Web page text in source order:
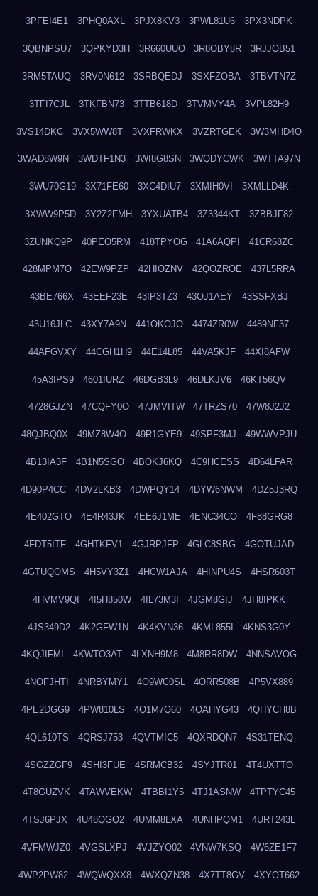
3PFEI4E1 3PHQ0AXL 3PJX8KV3 3PWL81U6 3PX3NDPK
3QBNPSU7 3QPKYD3H 3R660UUO 3R8OBY8R 3RJJOB51
3RM5TAUQ 3RV0N612 3SRBQEDJ 3SXFZOBA 3TBVTN7Z
3TFI7CJL 3TKFBN73 3TTB618D 3TVMVY4A 3VPL82H9
3VS14DKC 3VX5WW8T 3VXFRWKX 3VZRTGEK 3W3MHD4O
3WAD8W9N 3WDTF1N3 3WI8G8SN 3WQDYCWK 3WTTA97N
3WU70G19 3X71FE60 3XC4DIU7 3XMIH0VI 3XMLLD4K
3XWW9P5D 3Y2Z2FMH 3YXUATB4 3Z3344KT 3ZBBJF82
3ZUNKQ9P 40PEO5RM 418TPYOG 41A6AQPI 41CR68ZC
428MPM7O 42EW9PZP 42HIOZNV 42QOZROE 437L5RRA
43BE766X 43EEF23E 43IP3TZ3 43OJ1AEY 43SSFXBJ
43U16JLC 43XY7A9N 441OKOJO 4474ZR0W 4489NF37
44AFGVXY 44CGH1H9 44E14L85 44VA5KJF 44XI8AFW
45A3IPS9 4601IURZ 46DGB3L9 46DLKJV6 46KT56QV
4728GJZN 47CQFY0O 47JMVITW 47TRZS70 47W8J2J2
48QJBQ0X 49MZ8W4O 49R1GYE9 49SPF3MJ 49WWVPJU
4B13IA3F 4B1N5SGO 4BOKJ6KQ 4C9HCESS 4D64LFAR
4D90P4CC 4DV2LKB3 4DWPQY14 4DYW6NWM 4DZ5J3RQ
4E402GTO 4E4R43JK 4EE6J1ME 4ENC34CO 4F88GRG8
4FDT5ITF 4GHTKFV1 4GJRPJFP 4GLC8SBG 4GOTUJAD
4GTUQOMS 4H5VY3Z1 4HCW1AJA 4HINPU4S 4HSR603T
4HVMV9QI 4I5H850W 4IL73M3I 4JGM8GIJ 4JH8IPKK
4JS349D2 4K2GFW1N 4K4KVN36 4KML855I 4KNS3G0Y
4KQJIFMI 4KWTO3AT 4LXNH9M8 4M8RR8DW 4NNSAVOG
4NOFJHTI 4NRBYMY1 4O9WC0SL 4ORR508B 4P5VX889
4PE2DGG9 4PW810LS 4Q1M7Q60 4QAHYG43 4QHYCH8B
4QL610TS 4QRSJ753 4QVTMIC5 4QXRDQN7 4S31TENQ
4SGZZGF9 4SHI3FUE 4SRMCB32 4SYJTR01 4T4UXTTO
4T8GUZVK 4TAWVEKW 4TBBI1Y5 4TJ1ASNW 4TPTYC45
4TSJ6PJX 4U48QGQ2 4UMM8LXA 4UNHPQM1 4URT243L
4VFMWJZ0 4VGSLXPJ 4VJZYO02 4VNW7KSQ 4W6ZE1F7
4WP2PW82 4WQWQXX8 4WXQZN38 4X7TT8GV 4XYOT662